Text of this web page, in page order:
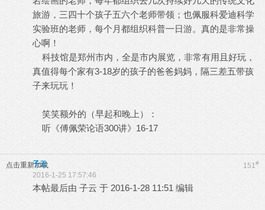
旅游，三四十个孩子五六个老师带领；也佩服科爱迪科学
实验班的老师，每个月都组织科普一日游。真的是非常操
心啊！
科技馆是郑州市内，全是市内展览，非常有用且好玩，
真值得每个家有3-18岁的孩子的爸爸妈妈，隔三差五带孩
子来玩玩！
笑笑额外的（早起和晚上）：
听《傅佩荣论语300讲》16-17
点击重新加载 151#
子云
2016-1-25 17:57:46
本帖最后由 子云 于 2016-1-28 11:51 编辑